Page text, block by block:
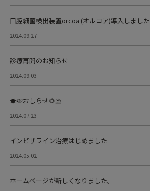
口腔細菌検出装置orcoa (オルコア)導入しました
2024.09.27
診療再開のお知らせ
2024.09.03
☀️🍉おしらせ🌻⛱
2024.07.23
インビザライン治療はじめました
2024.05.02
ホームページが新しくなりました。